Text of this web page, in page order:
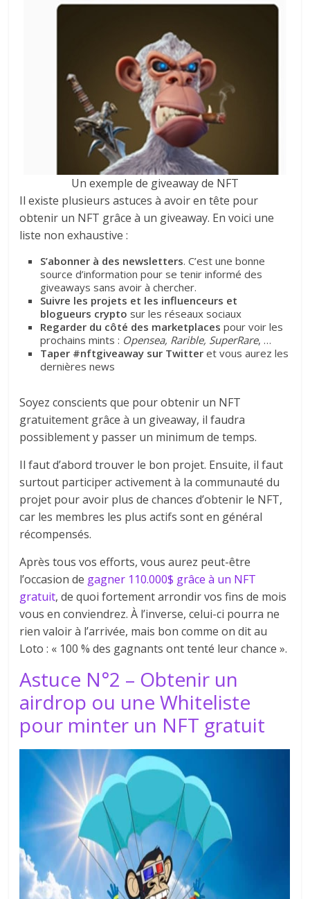
Un exemple de giveaway de NFT
Il existe plusieurs astuces à avoir en tête pour
obtenir un NFT grâce à un giveaway. En voici une
liste non exhaustive :
S’abonner à des newsletters. C’est une bonne
source d’information pour se tenir informé des
giveaways sans avoir à chercher.
Suivre les projets et les influenceurs et
blogueurs crypto sur les réseaux sociaux
Regarder du côté des marketplaces pour voir les
prochains mints : Opensea, Rarible, SuperRare, …
Taper #nftgiveaway sur Twitter et vous aurez les
dernières news
Soyez conscients que pour obtenir un NFT
gratuitement grâce à un giveaway, il faudra
possiblement y passer un minimum de temps.
Il faut d’abord trouver le bon projet. Ensuite, il faut
surtout participer activement à la communauté du
projet pour avoir plus de chances d’obtenir le NFT,
car les membres les plus actifs sont en général
récompensés.
Après tous vos efforts, vous aurez peut-être
l’occasion de gagner 110.000$ grâce à un NFT
gratuit, de quoi fortement arrondir vos fins de mois
vous en conviendrez. À l’inverse, celui-ci pourra ne
rien valoir à l’arrivée, mais bon comme on dit au
Loto : « 100 % des gagnants ont tenté leur chance ».
Astuce N°2 – Obtenir un
airdrop ou une Whiteliste
pour minter un NFT gratuit